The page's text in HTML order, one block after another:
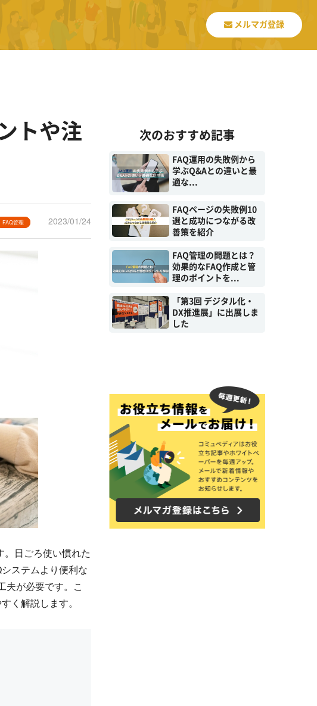
メルマガ登録
トや注
FAQ管理 2023/01/24
日ごろ使い慣れた
ステムより便利な
夫が必要です。こ
く解説します。
次のおすすめ記事
FAQ運用の失敗例から
学ぶQ&Aとの違いと最
適な...
FAQページの失敗例10
選と成功につながる改
善策を紹介
FAQ管理の問題とは？
効果的なFAQ作成と管
理のポイントを...
「第3回 デジタル化・
DX推進展」に出展しま
した